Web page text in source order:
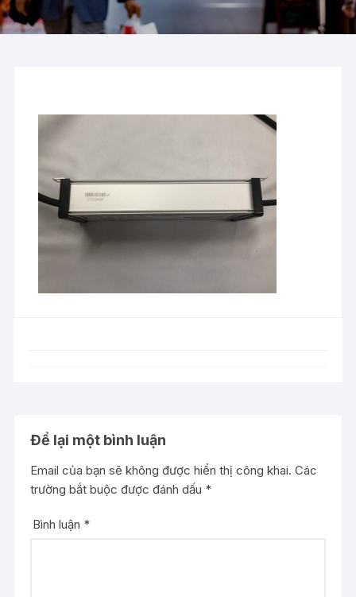
Để lại một bình luận
Email của bạn sẽ không được hiển thị công khai. Các
trường bắt buộc được đánh dấu *
Bình luận *